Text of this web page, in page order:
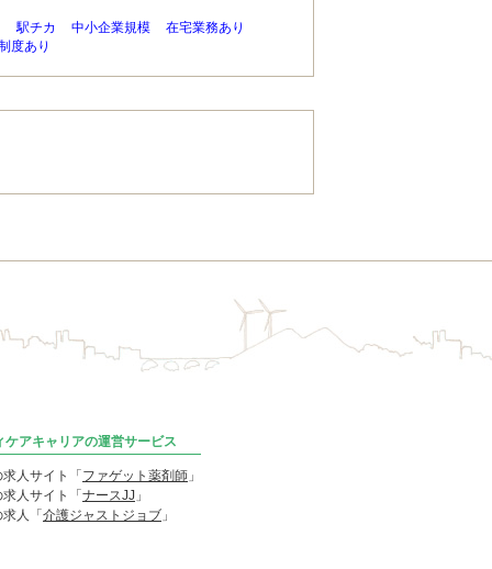
駅チカ 中小企業規模
在宅業務あり
度あり
ケアキャリアの運営サービス
人サイト「 ファゲット薬剤師 」
人サイト「 ナースJJ 」
人「 介護ジャストジョブ 」